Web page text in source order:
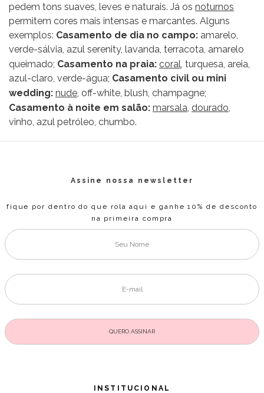
pedem tons suaves, leves e naturais. Já os noturnos
permitem cores mais intensas e marcantes. Alguns
exemplos: Casamento de dia no campo: amarelo,
verde-sálvia, azul serenity, lavanda, terracota, amarelo
queimado; Casamento na praia: coral , turquesa, areia,
azul-claro, verde-água; Casamento civil ou mini
wedding: nude , off-white, blush, champagne;
Casamento à noite em salão: marsala dourado
vinho, azul petróleo, chumbo.
Assine nossa newsletter
fique por dentro do que rola aqui e ganhe 10% de desconto
na primeira compra
INSTITUCIONAL